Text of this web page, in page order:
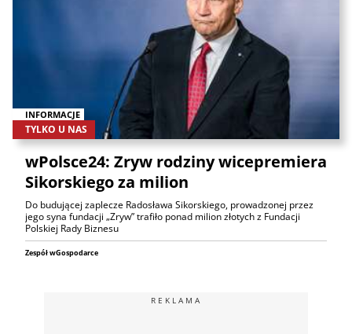
INFORMACJE
TYLKO U NAS
wPolsce24: Zryw rodziny wicepremiera
Sikorskiego za milion
Do budującej zaplecze Radosława Sikorskiego, prowadzonej przez
jego syna fundacji „Zryw” trafiło ponad milion złotych z Fundacji
Polskiej Rady Biznesu
Zespół wGospodarce
REKLAMA